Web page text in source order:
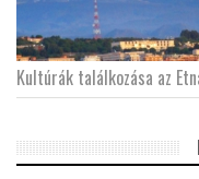
Kultúrák találkozása az